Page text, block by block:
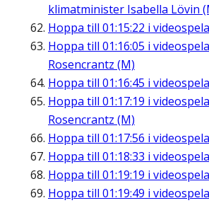
klimatminister Isabella Lövin
Hoppa till 01:15:22 i
Hoppa till 01:16:05 i
Rosencrantz (M)
Hoppa till 01:16:45 i
Hoppa till 01:17:19 i
Rosencrantz (M)
Hoppa till 01:17:56 i
Hoppa till 01:18:33 i
Hoppa till 01:19:19 i
Hoppa till 01:19:49 i